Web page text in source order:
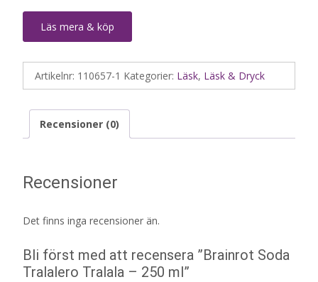
Läs mera & köp
Artikelnr: 110657-1 Kategorier: Läsk, Läsk & Dryck
Recensioner (0)
Recensioner
Det finns inga recensioner än.
Bli först med att recensera ”Brainrot Soda
Tralalero Tralala – 250 ml”